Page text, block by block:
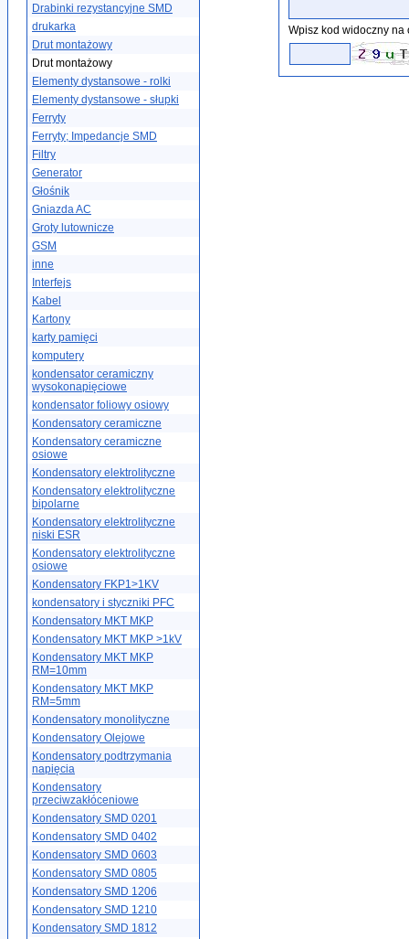
Drabinki rezystancyjne SMD
drukarka
Drut montażowy
Drut montażowy
Elementy dystansowe - rolki
Elementy dystansowe - słupki
Ferryty
Ferryty; Impedancje SMD
Filtry
Generator
Głośnik
Gniazda AC
Groty lutownicze
GSM
inne
Interfejs
Kabel
Kartony
karty pamięci
komputery
kondensator ceramiczny
wysokonapięciowe
kondensator foliowy osiowy
Kondensatory ceramiczne
Kondensatory ceramiczne
osiowe
Kondensatory elektrolityczne
Kondensatory elektrolityczne
bipolarne
Kondensatory elektrolityczne
niski ESR
Kondensatory elektrolityczne
osiowe
Kondensatory FKP1>1KV
kondensatory i styczniki PFC
Kondensatory MKT MKP
Kondensatory MKT MKP >1kV
Kondensatory MKT MKP
RM=10mm
Kondensatory MKT MKP
RM=5mm
Kondensatory monolityczne
Kondensatory Olejowe
Kondensatory podtrzymania
napięcia
Kondensatory
przeciwzakłóceniowe
Kondensatory SMD 0201
Kondensatory SMD 0402
Kondensatory SMD 0603
Kondensatory SMD 0805
Kondensatory SMD 1206
Kondensatory SMD 1210
Kondensatory SMD 1812
Wpisz kod widoczny na